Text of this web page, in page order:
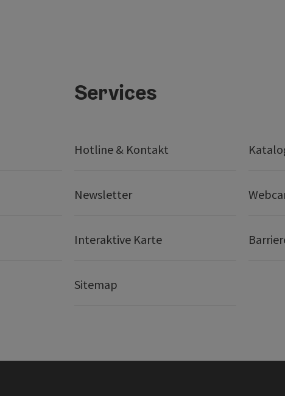
Services
Hotline & Kontakt
Newsletter
Interaktive Karte
Sitemap